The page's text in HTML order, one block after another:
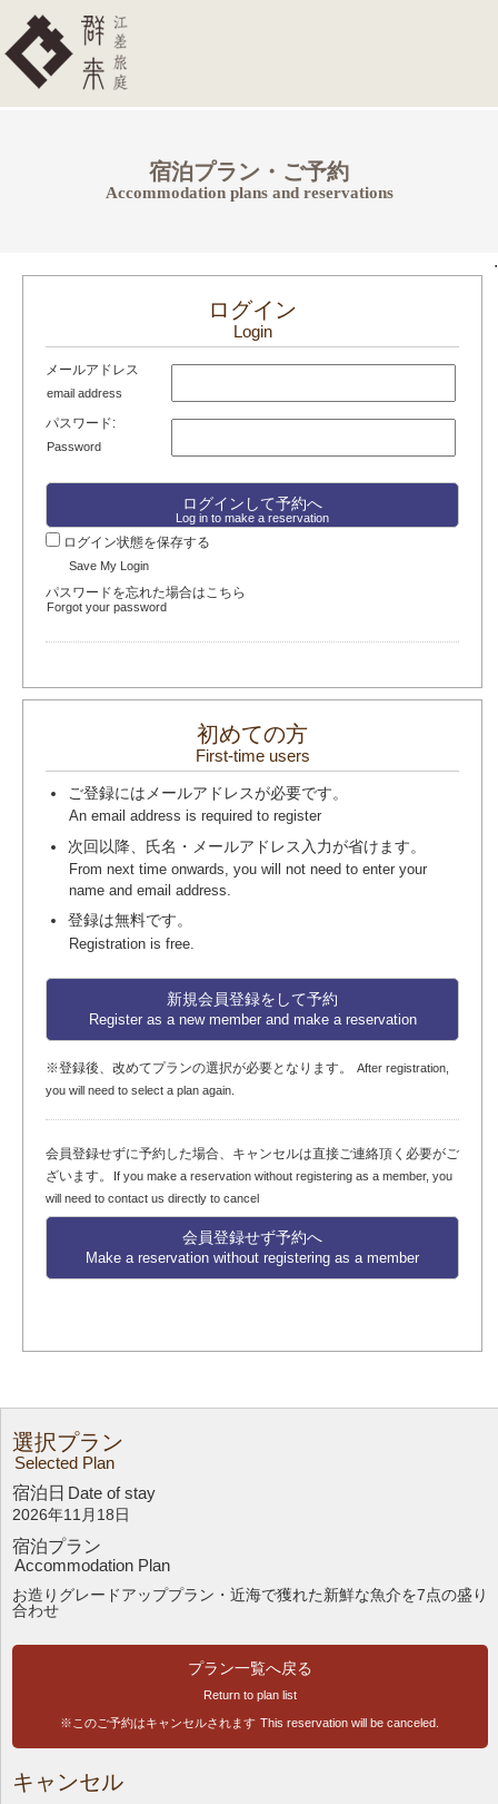
宿泊プラン・ご予約
Accommodation plans and reservations
ログイン
Login
メールアドレス
email address
パスワード:
Password
Log in to make a reservation
ログイン状態を保存する
Save My Login
パスワードを忘れた場合はこちら
Forgot your password
初めての方
First-time users
ご登録にはメールアドレスが必要です。
An email address is required to register
次回以降、氏名・メールアドレス入力が省けます。
From next time onwards, you will not need to enter your
name and email address.
登録は無料です。
Registration is free.
新規会員登録をして予約
Register as a new member and make a reservation
※登録後、改めてプランの選択が必要となります。
After registration,
you will need to select a plan again.
会員登録せずに予約した場合、キャンセルは直接ご連絡頂く必要がご
ざいます。
If you make a reservation without registering as a member, you
will need to contact us directly to cancel
会員登録せず予約へ
Make a reservation without registering as a member
.
選択プラン
Selected Plan
宿泊日 Date of stay
2026年11月18日
宿泊プラン
Accommodation Plan
お造りグレードアッププラン・近海で獲れた新鮮な魚介を7点の盛り
合わせ
プラン一覧へ戻る
Return to plan list
※このご予約はキャンセルされます This reservation will be canceled.
キャンセル